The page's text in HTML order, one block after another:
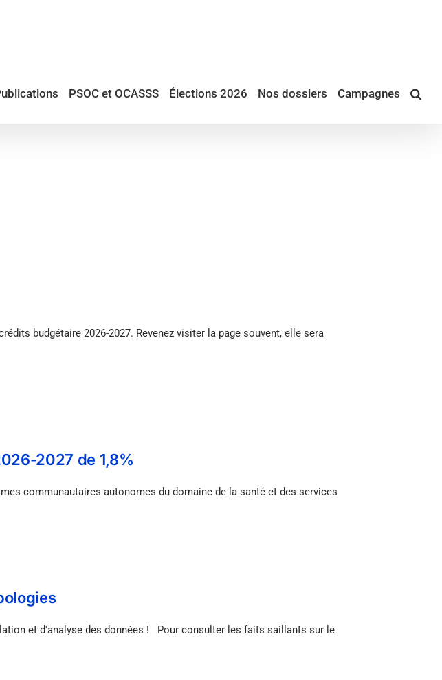
PSOC et OCASSS Élections 2026 Nos dossiers Campagnes
budgétaire 2026-2027. Revenez visiter la page souvent, elle sera
2027 de 1,8%
communautaires autonomes du domaine de la santé et des services
et d'analyse des données ! Pour consulter les faits saillants sur le